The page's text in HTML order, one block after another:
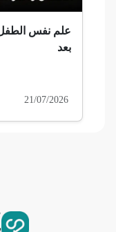
ثعلبة
استسقاء عام
علم نفس
بعد
21/07/2026